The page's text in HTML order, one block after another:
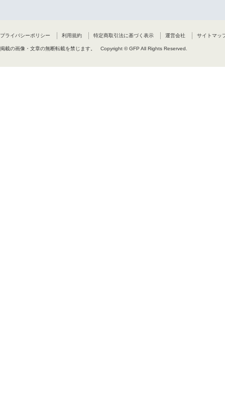
プライバシーポリシー 利用規約 特定商取引法に基づく表示 運営会社 サイトマッ
掲載の画像・文章の無断転載を禁じます。 Copyright © GFP All Rights Reserved.